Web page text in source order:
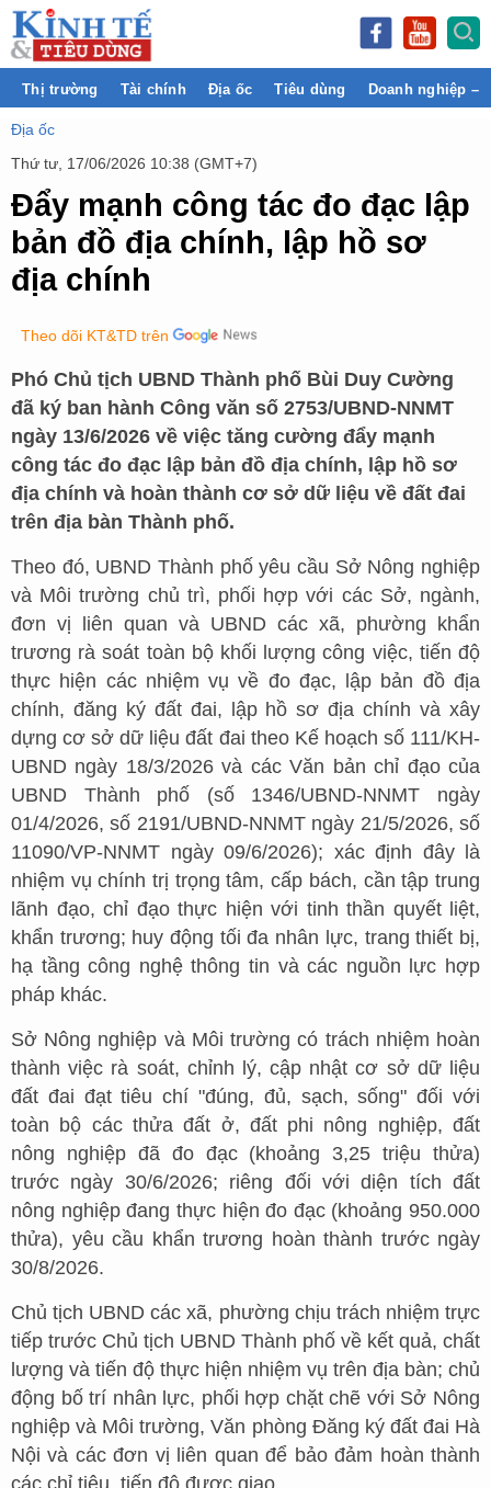
Thị trường Tài chính Địa ốc Tiêu dùng Doanh nghiệp –
Địa ốc
Thứ tư, 17/06/2026 10:38 (GMT+7)
Đẩy mạnh công tác đo đạc lập
bản đồ địa chính, lập hồ sơ
địa chính
Theo dõi KT&TD trên
Phó Chủ tịch UBND Thành phố Bùi Duy Cường
đã ký ban hành Công văn số 2753/UBND-NNMT
ngày 13/6/2026 về việc tăng cường đẩy mạnh
công tác đo đạc lập bản đồ địa chính, lập hồ sơ
địa chính và hoàn thành cơ sở dữ liệu về đất đai
trên địa bàn Thành phố.
Theo đó, UBND Thành phố yêu cầu Sở Nông nghiệp
và Môi trường chủ trì, phối hợp với các Sở, ngành,
đơn vị liên quan và UBND các xã, phường khẩn
trương rà soát toàn bộ khối lượng công việc, tiến độ
thực hiện các nhiệm vụ về đo đạc, lập bản đồ địa
chính, đăng ký đất đai, lập hồ sơ địa chính và xây
dựng cơ sở dữ liệu đất đai theo Kế hoạch số 111/KH-
UBND ngày 18/3/2026 và các Văn bản chỉ đạo của
UBND Thành phố (số 1346/UBND-NNMT ngày
01/4/2026, số 2191/UBND-NNMT ngày 21/5/2026, số
11090/VP-NNMT ngày 09/6/2026); xác định đây là
nhiệm vụ chính trị trọng tâm, cấp bách, cần tập trung
lãnh đạo, chỉ đạo thực hiện với tinh thần quyết liệt,
khẩn trương; huy động tối đa nhân lực, trang thiết bị,
hạ tầng công nghệ thông tin và các nguồn lực hợp
pháp khác.
Sở Nông nghiệp và Môi trường có trách nhiệm hoàn
thành việc rà soát, chỉnh lý, cập nhật cơ sở dữ liệu
đất đai đạt tiêu chí "đúng, đủ, sạch, sống" đối với
toàn bộ các thửa đất ở, đất phi nông nghiệp, đất
nông nghiệp đã đo đạc (khoảng 3,25 triệu thửa)
trước ngày 30/6/2026; riêng đối với diện tích đất
nông nghiệp đang thực hiện đo đạc (khoảng 950.000
thửa), yêu cầu khẩn trương hoàn thành trước ngày
30/8/2026.
Chủ tịch UBND các xã, phường chịu trách nhiệm trực
tiếp trước Chủ tịch UBND Thành phố về kết quả, chất
lượng và tiến độ thực hiện nhiệm vụ trên địa bàn; chủ
động bố trí nhân lực, phối hợp chặt chẽ với Sở Nông
nghiệp và Môi trường, Văn phòng Đăng ký đất đai Hà
Nội và các đơn vị liên quan để bảo đảm hoàn thành
các chỉ tiêu, tiến độ được giao.